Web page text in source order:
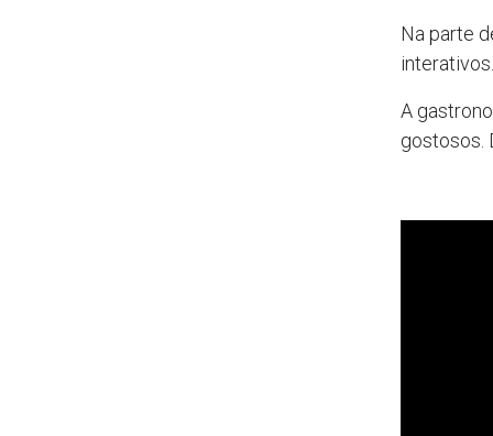
Na parte
interativos.
A
gostosos.